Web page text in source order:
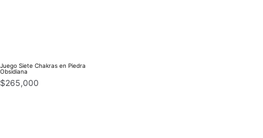
Juego Siete Chakras en Piedra
Obsidiana
$265,000